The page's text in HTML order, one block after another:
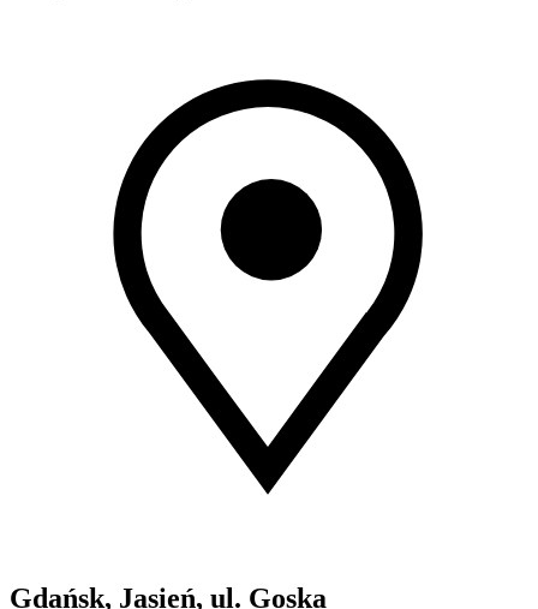
Gdańsk, Jasień, ul. Goska